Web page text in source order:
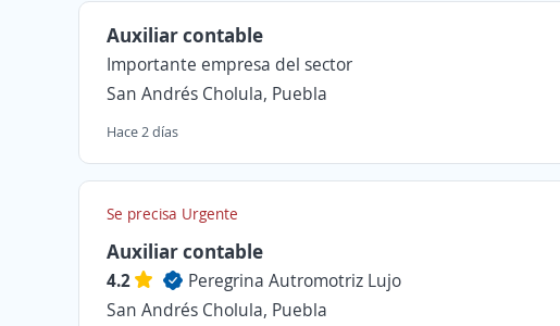
Auxiliar contable
Importante empresa del sector
San Andrés Cholula, Puebla
Hace 2 días
Se precisa Urgente
Auxiliar contable
4.2
Peregrina Autromotriz Lujo
San Andrés Cholula, Puebla